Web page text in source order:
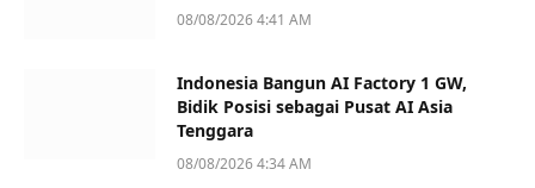
08/08/2026 4:41 AM
Indonesia Bangun AI Factory 1 GW,
Bidik Posisi sebagai Pusat AI Asia
Tenggara
08/08/2026 4:34 AM